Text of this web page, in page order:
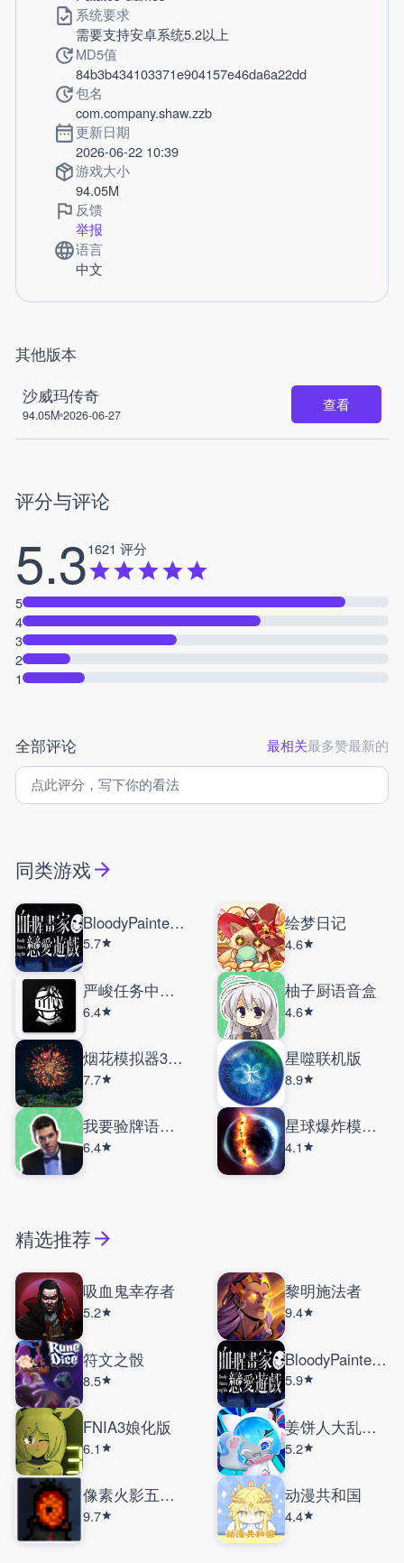
系统要求
需要支持安卓系统5.2以上
MD5值
84b3b434103371e904157e46da6a22dd
包名
com.company.shaw.zzb
更新日期
2026-06-22 10:39
游戏大小
94.05M
反馈
举报
语言
中文
其他版本
沙威玛传奇
94.05M 2026-06-27
查看
评分与评论
5.31621 评分
5
4
3
2
1
全部评论 最相关最多赞最新的
同类游戏
BloodyPainterDatingSim
5.7
绘梦日记
4.6
严峻任务中文版
6.4
柚子厨语音盒
4.6
烟花模拟器3D手机版
7.7
星噬联机版
8.9
我要验牌语音盒
6.4
星球爆炸模拟器内置菜单
4.1
精选推荐
吸血鬼幸存者
5.2
黎明施法者
9.4
符文之骰
8.5
BloodyPainterDatingSim
5.9
FNIA3娘化版
6.1
姜饼人大乱斗国际服
5.2
像素火影五影斑
9.7
动漫共和国
4.4